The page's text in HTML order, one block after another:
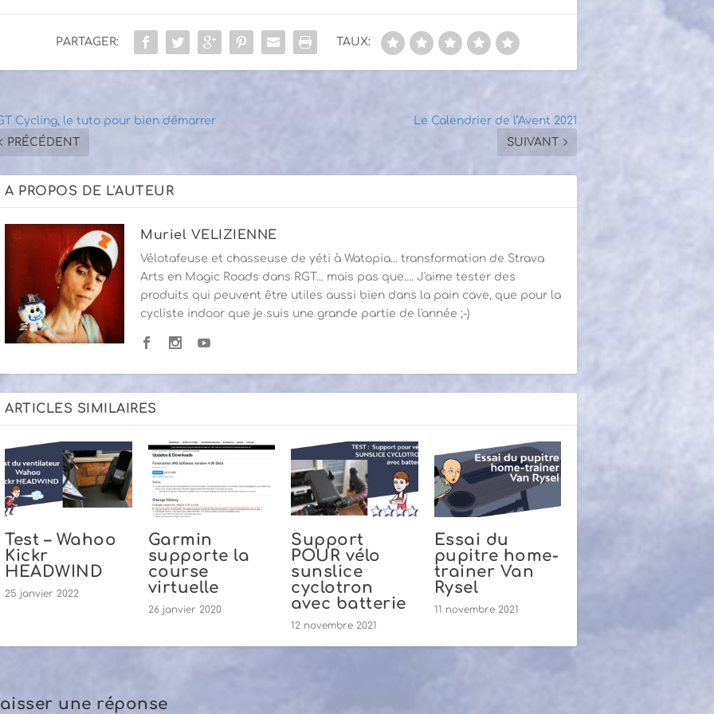
PARTAGER: TAUX:
Cycling, le tuto pour bien démarrer
PRÉCÉDENT
Le Calendrier de l’Avent 2021
SUIVANT
A PROPOS DE L'AUTEUR
Muriel VELIZIENNE
Vélotafeuse et chasseuse de yéti à Watopia... transformation de Strava
Arts en Magic Roads dans RGT... mais pas que.... J'aime tester des
produits qui peuvent être utiles aussi bien dans la pain cave, que pour la
cycliste indoor que je suis une grande partie de l'année ;-)
ARTICLES SIMILAIRES
Test – Wahoo
Kickr
HEADWIND
25 janvier 2022
Garmin
supporte la
course
virtuelle
26 janvier 2020
Support
POUR vélo
sunslice
cyclotron
avec batterie
12 novembre 2021
Essai du
pupitre home-
trainer Van
Rysel
11 novembre 2021
une réponse